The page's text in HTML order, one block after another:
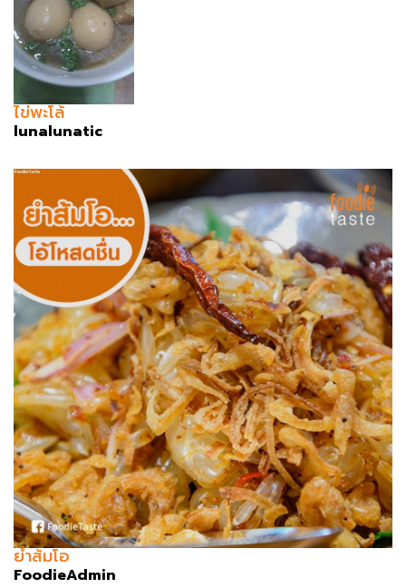
ไข่พะโล้
lunalunatic
ยำส้มโอ
FoodieAdmin